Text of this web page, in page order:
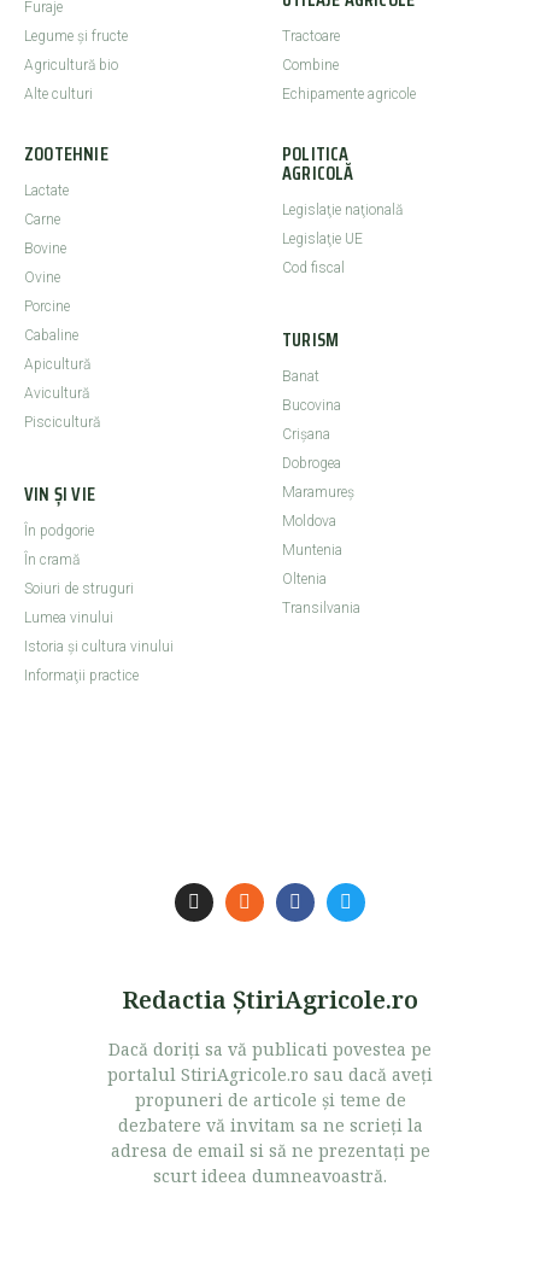
Furaje
Legume şi fructe
Agricultură bio
Alte culturi
Tractoare
Combine
Echipamente agricole
ZOOTEHNIE
Lactate
Carne
Bovine
Ovine
Porcine
Cabaline
Apicultură
Avicultură
Piscicultură
VIN ȘI VIE
În podgorie
În cramă
Soiuri de struguri
Lumea vinului
Istoria şi cultura vinului
Informaţii practice
POLITICA
AGRICOLĂ
Legislaţie naţională
Legislaţie UE
Cod fiscal
TURISM
Banat
Bucovina
Crişana
Dobrogea
Maramureş
Moldova
Muntenia
Oltenia
Transilvania
Redactia ŞtiriAgricole.ro
Dacă doriţi sa vă publicati povestea pe
portalul StiriAgricole.ro sau dacă aveţi
propuneri de articole şi teme de
dezbatere vă invitam sa ne scrieţi la
adresa de email si să ne prezentaţi pe
scurt ideea dumneavoastră.